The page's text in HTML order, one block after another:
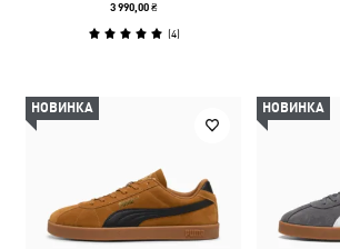
3 990,00 ₴
(4)
НОВИНКА НОВИНКА